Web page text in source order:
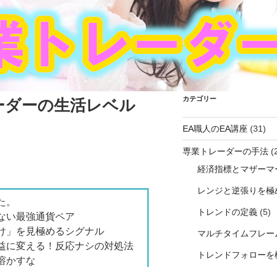
ーの生活レベル
い最強通貨ペア
」を見極めるシグナル
に変える！反応ナシの対処法
かすな
カテゴリー
EA職人のEA講座 (31)
専業トレーダーの手法
経済指標とマザーマ
レンジと逆張りを極
トレンドの定義(5)
マルチタイムフレー
トレンドフォローを